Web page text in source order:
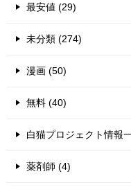
最安値 (29)
未分類 (274)
漫画 (50)
無料 (40)
白猫プロジェクト情報
薬剤師 (4)